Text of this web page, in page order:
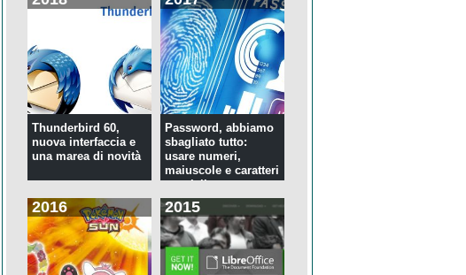
Thunderbird 60,
nuova interfaccia e
una marea di novità
Password, abbiamo
sbagliato tutto:
usare numeri,
maiuscole e caratteri
speciali ...
2016 2015